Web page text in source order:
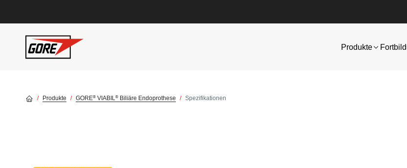
Produkte
Produkte GORE® VIABIL® Biliäre Endoprothese Spezifikationen